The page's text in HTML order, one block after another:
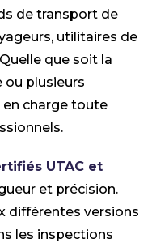
de transport de
utilitaires de
que soit la
ou plusieurs
en charge toute
UTAC et
et précision.
différentes versions
les inspections